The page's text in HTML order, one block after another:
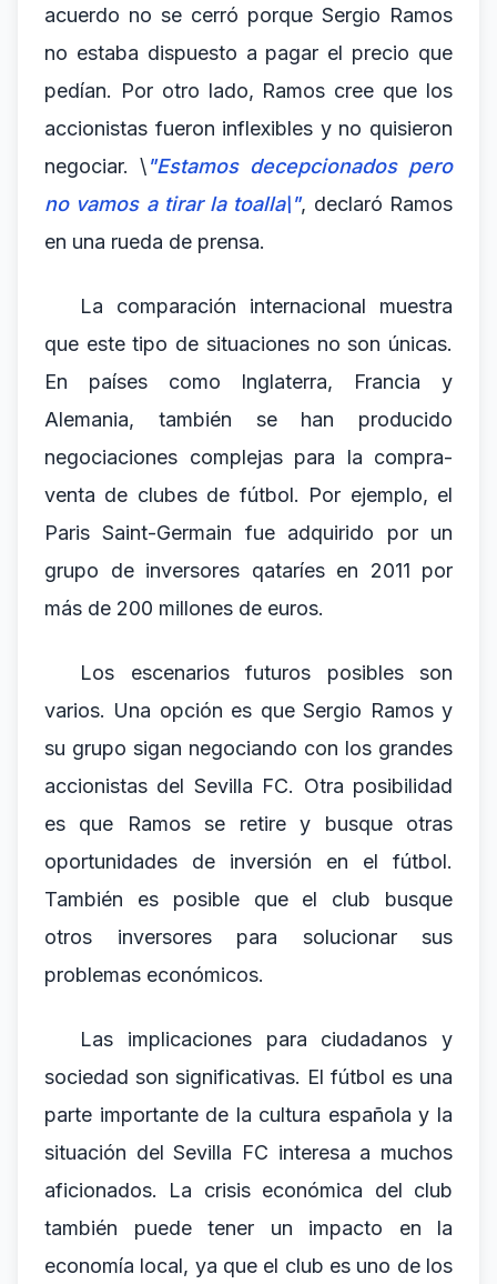
acuerdo no se cerró porque Sergio Ramos
no estaba dispuesto a pagar el precio que
pedían. Por otro lado, Ramos cree que los
accionistas fueron inflexibles y no quisieron
negociar. \"Estamos decepcionados pero
no vamos a tirar la toalla\", declaró Ramos
en una rueda de prensa.
La comparación internacional muestra
que este tipo de situaciones no son únicas.
En países como Inglaterra, Francia y
Alemania, también se han producido
negociaciones complejas para la compra-
venta de clubes de fútbol. Por ejemplo, el
Paris Saint-Germain fue adquirido por un
grupo de inversores qataríes en 2011 por
más de 200 millones de euros.
Los escenarios futuros posibles son
varios. Una opción es que Sergio Ramos y
su grupo sigan negociando con los grandes
accionistas del Sevilla FC. Otra posibilidad
es que Ramos se retire y busque otras
oportunidades de inversión en el fútbol.
También es posible que el club busque
otros inversores para solucionar sus
problemas económicos.
Las implicaciones para ciudadanos y
sociedad son significativas. El fútbol es una
parte importante de la cultura española y la
situación del Sevilla FC interesa a muchos
aficionados. La crisis económica del club
también puede tener un impacto en la
economía local, ya que el club es uno de los